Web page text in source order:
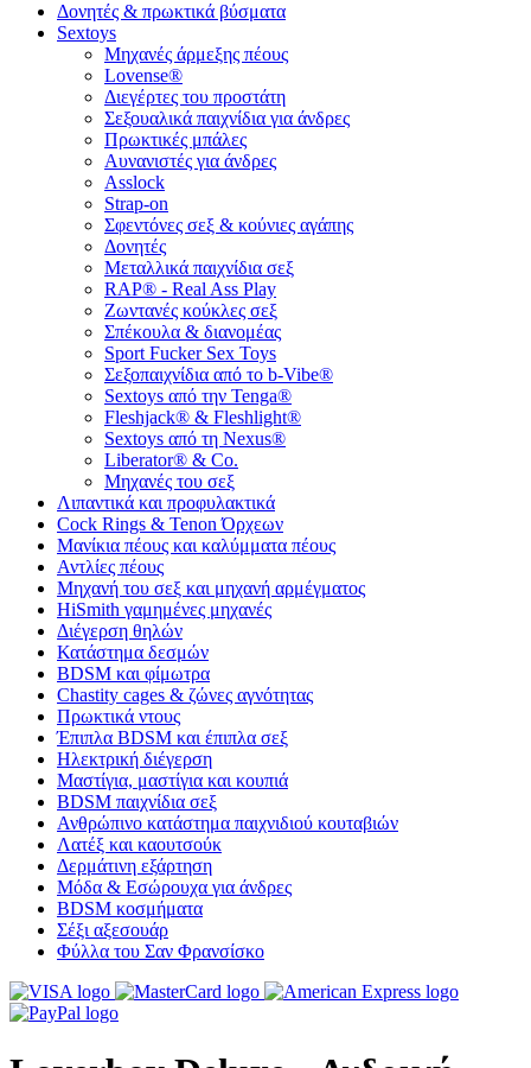
Δονητές & πρωκτικά βύσματα
Sextoys
Μηχανές άρμεξης πέους
Lovense®
Διεγέρτες του προστάτη
Σεξουαλικά παιχνίδια για άνδρες
Πρωκτικές μπάλες
Αυνανιστές για άνδρες
Asslock
Strap-on
Σφεντόνες σεξ & κούνιες αγάπης
Δονητές
Μεταλλικά παιχνίδια σεξ
RAP® - Real Ass Play
Ζωντανές κούκλες σεξ
Σπέκουλα & διανομέας
Sport Fucker Sex Toys
Σεξοπαιχνίδια από το b-Vibe®
Sextoys από την Tenga®
Fleshjack® & Fleshlight®
Sextoys από τη Nexus®
Liberator® & Co.
Μηχανές του σεξ
Λιπαντικά και προφυλακτικά
Cock Rings & Tenon Όρχεων
Μανίκια πέους και καλύμματα πέους
Αντλίες πέους
Μηχανή του σεξ και μηχανή αρμέγματος
HiSmith γαμημένες μηχανές
Διέγερση θηλών
Κατάστημα δεσμών
BDSM και φίμωτρα
Chastity cages & ζώνες αγνότητας
Πρωκτικά ντους
Έπιπλα BDSM και έπιπλα σεξ
Ηλεκτρική διέγερση
Μαστίγια, μαστίγια και κουπιά
BDSM παιχνίδια σεξ
Ανθρώπινο κατάστημα παιχνιδιού κουταβιών
Λατέξ και καουτσούκ
Δερμάτινη εξάρτηση
Μόδα & Εσώρουχα για άνδρες
BDSM κοσμήματα
Σέξι αξεσουάρ
Φύλλα του Σαν Φρανσίσκο